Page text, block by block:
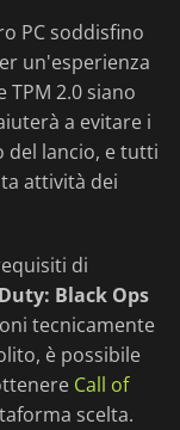
PC soddisfino
un'esperienza
2.0 siano
a evitare i
del lancio, e tutti
attività dei
di
Black Ops
tecnicamente
è possibile
Call of
scelta.